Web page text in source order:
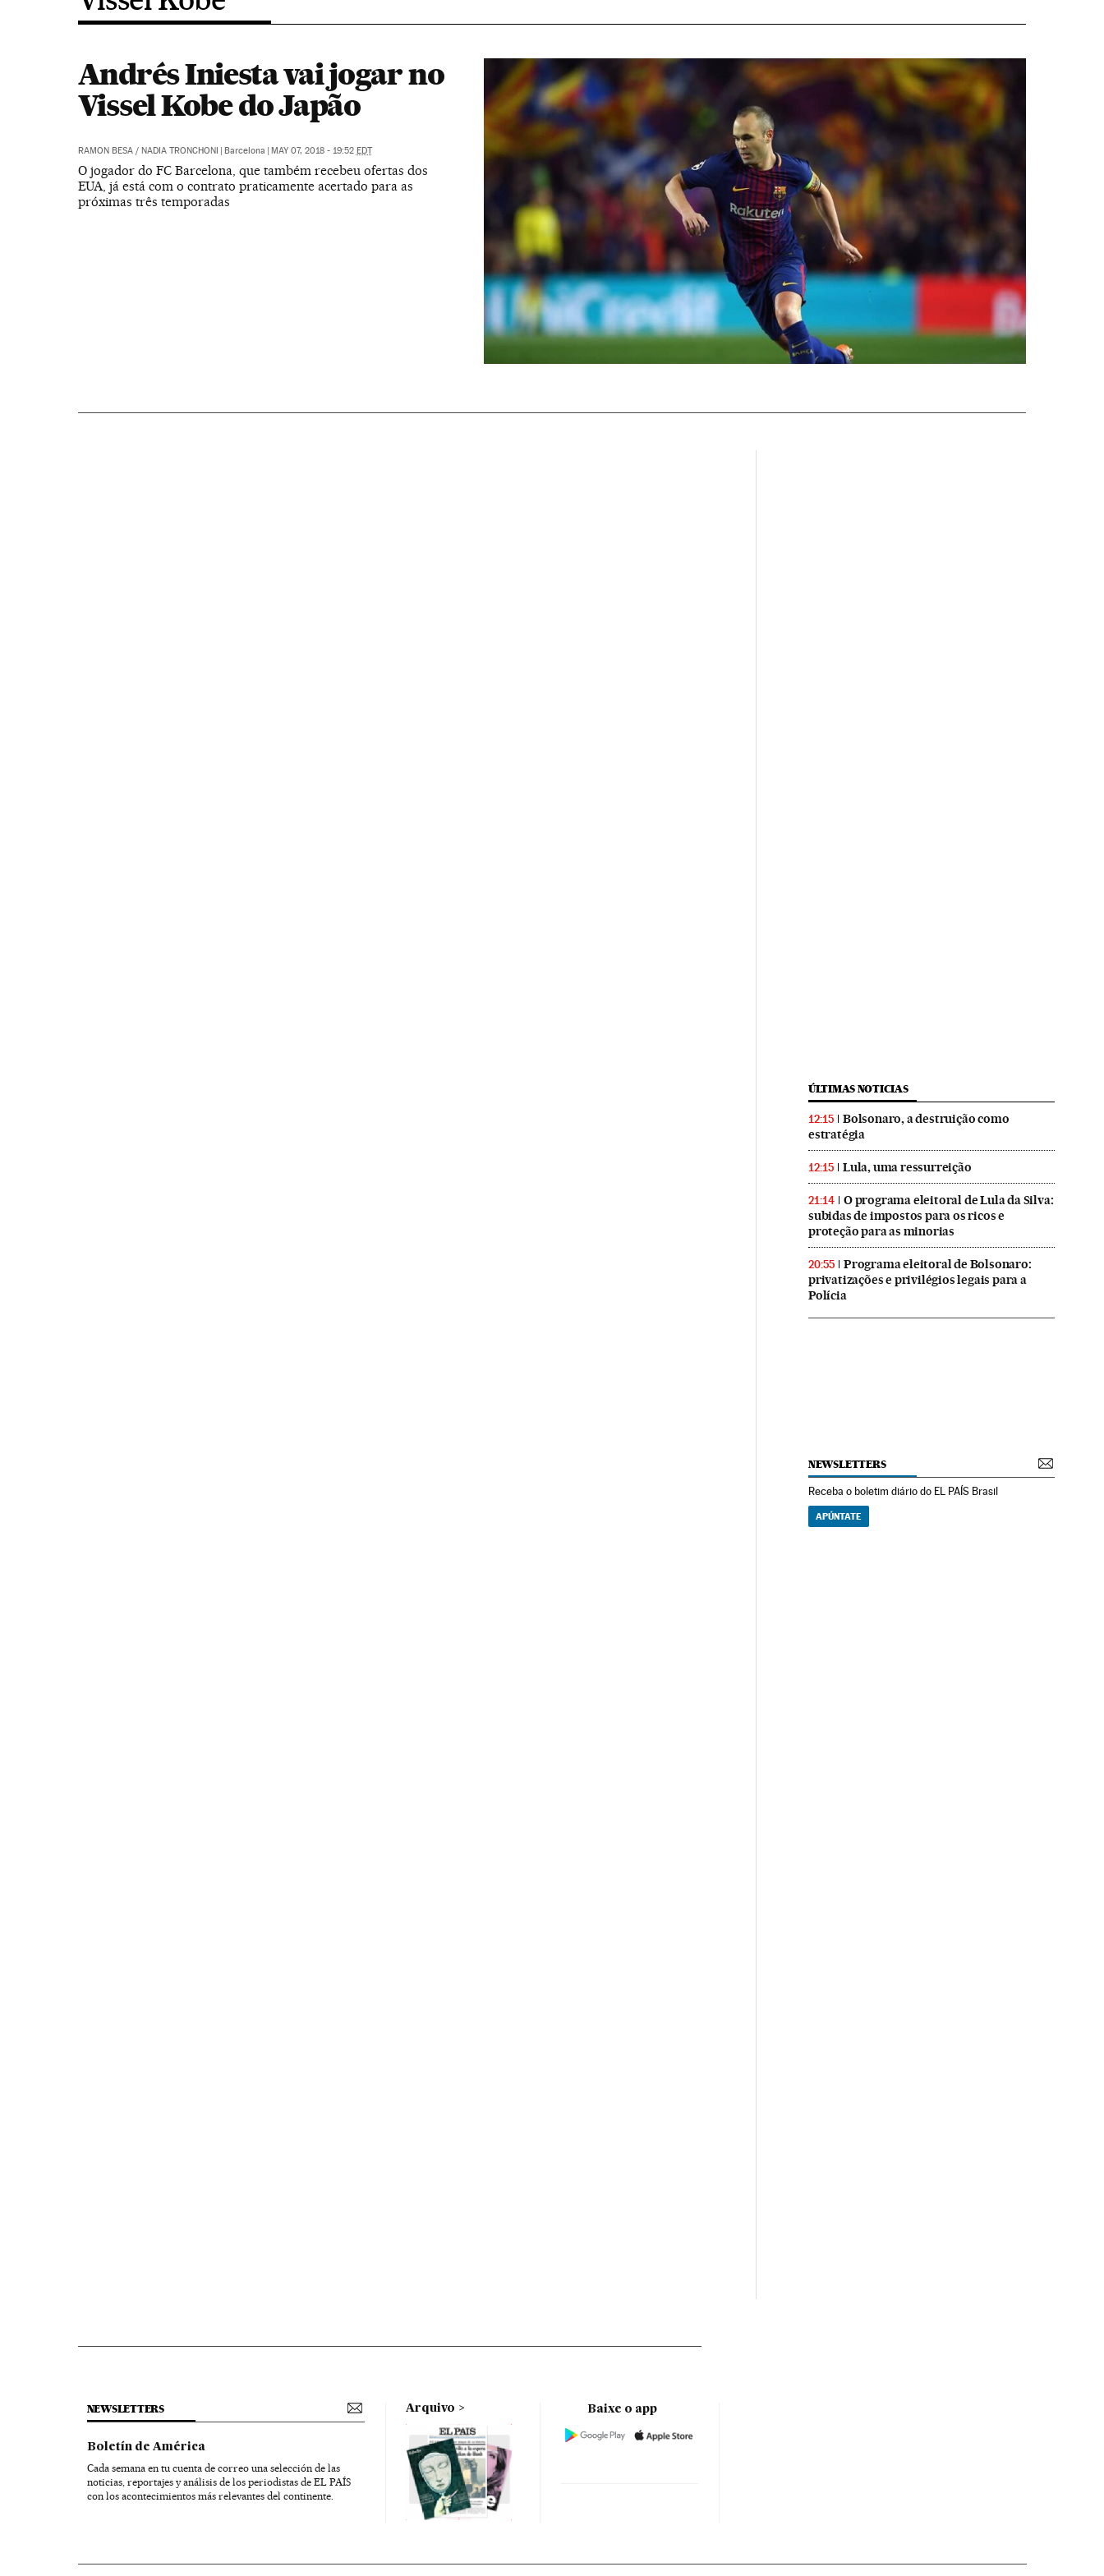
Andrés Iniesta vai jogar no
Vissel Kobe do Japão
RAMON BESA/ NADIA TRONCHONI | Barcelona | MAY 07, 2018 - 19:52 EDT
O jogador do FC Barcelona, que também recebeu ofertas dos
EUA, já está com o contrato praticamente acertado para as
próximas três temporadas
ÚLTIMAS NOTICIAS
12:15
Bolsonaro, a destruição como
estratégia
12:15 Lula, uma ressurreição
21:14
O programa eleitoral de Lula da Silva:
subidas de impostos para os ricos e
proteção para as minorias
20:55
Programa eleitoral de Bolsonaro:
privatizações e privilégios legais para a
Polícia
NEWSLETTERS
Receba o boletim diário do EL PAÍS Brasil
APÚNTATE
NEWSLETTERS
Boletín de América
Cada semana en tu cuenta de correo una selección de las
noticias, reportajes y análisis de los periodistas de EL PAÍS
con los acontecimientos más relevantes del continente.
Arquivo Baixe o app